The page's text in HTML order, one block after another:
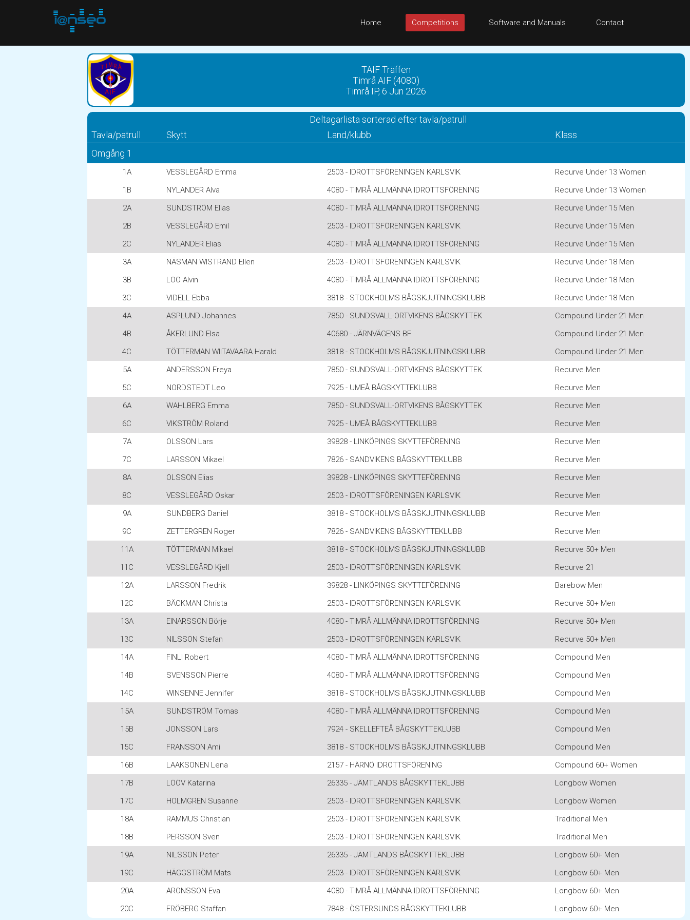
Home Competitions Software and Manuals Contact
TAIF Träffen
Timrå AIF (4080)
Timrå IP, 6 Jun 2026
Deltagarlista sorterad efter tavla/patrull
Tavla/patrull
Skytt Land/klubb
Klass
Omgång 1
1A VESSLEGÅRD Emma 2503 - IDROTTSFÖRENINGEN KARLSVIK
Recurve Under 13 Women
1B
NYLANDER Alva 4080 - TIMRÅ ALLMÄNNA IDROTTSFÖRENING
Recurve Under 13 Women
2A
SUNDSTRÖM Elias 4080 - TIMRÅ ALLMÄNNA IDROTTSFÖRENING
Recurve Under 15 Men
2B
VESSLEGÅRD Emil 2503 - IDROTTSFÖRENINGEN KARLSVIK
Recurve Under 15 Men
2C
NYLANDER Elias 4080 - TIMRÅ ALLMÄNNA IDROTTSFÖRENING
Recurve Under 15 Men
3A
NÄSMAN WISTRAND Ellen 2503 - IDROTTSFÖRENINGEN KARLSVIK
Recurve Under 18 Men
3B
LOO Alvin 4080 - TIMRÅ ALLMÄNNA IDROTTSFÖRENING
Recurve Under 18 Men
3C
VIDELL Ebba 3818 - STOCKHOLMS BÅGSKJUTNINGSKLUBB
Recurve Under 18 Men
4A
ASPLUND Johannes 7850 - SUNDSVALL-ORTVIKENS BÅGSKYTTEK
Compound Under 21 Men
4B
ÅKERLUND Elsa 40680 - JÄRNVÄGENS BF
Compound Under 21 Men
4C
TÖTTERMAN WIITAVAARA Harald 3818 - STOCKHOLMS BÅGSKJUTNINGSKLUBB
Compound Under 21 Men
5A
ANDERSSON Freya 7850 - SUNDSVALL-ORTVIKENS BÅGSKYTTEK
Recurve Men
5C
NORDSTEDT Leo 7925 - UMEÅ BÅGSKYTTEKLUBB
Recurve Men
6A
WAHLBERG Emma 7850 - SUNDSVALL-ORTVIKENS BÅGSKYTTEK
Recurve Men
6C
VIKSTRÖM Roland 7925 - UMEÅ BÅGSKYTTEKLUBB
Recurve Men
7A
OLSSON Lars 39828 - LINKÖPINGS SKYTTEFÖRENING
Recurve Men
7C
LARSSON Mikael 7826 - SANDVIKENS BÅGSKYTTEKLUBB
Recurve Men
8A
OLSSON Elias 39828 - LINKÖPINGS SKYTTEFÖRENING
Recurve Men
8C
VESSLEGÅRD Oskar 2503 - IDROTTSFÖRENINGEN KARLSVIK
Recurve Men
9A
SUNDBERG Daniel 3818 - STOCKHOLMS BÅGSKJUTNINGSKLUBB
Recurve Men
9C
ZETTERGREN Roger 7826 - SANDVIKENS BÅGSKYTTEKLUBB
Recurve Men
11A
TÖTTERMAN Mikael 3818 - STOCKHOLMS BÅGSKJUTNINGSKLUBB
Recurve 50+ Men
11C
VESSLEGÅRD Kjell 2503 - IDROTTSFÖRENINGEN KARLSVIK
Recurve 21
12A
LARSSON Fredrik 39828 - LINKÖPINGS SKYTTEFÖRENING
Barebow Men
12C
BÄCKMAN Christa 2503 - IDROTTSFÖRENINGEN KARLSVIK
Recurve 50+ Men
13A
EINARSSON Börje 4080 - TIMRÅ ALLMÄNNA IDROTTSFÖRENING
Recurve 50+ Men
13C
NILSSON Stefan 2503 - IDROTTSFÖRENINGEN KARLSVIK
Recurve 50+ Men
14A
FINLI Robert 4080 - TIMRÅ ALLMÄNNA IDROTTSFÖRENING
Compound Men
14B
SVENSSON Pierre 4080 - TIMRÅ ALLMÄNNA IDROTTSFÖRENING
Compound Men
14C
WINSENNE Jennifer 3818 - STOCKHOLMS BÅGSKJUTNINGSKLUBB
Compound Men
15A
SUNDSTRÖM Tomas 4080 - TIMRÅ ALLMÄNNA IDROTTSFÖRENING
Compound Men
15B
JONSSON Lars 7924 - SKELLEFTEÅ BÅGSKYTTEKLUBB
Compound Men
15C
FRANSSON Ami 3818 - STOCKHOLMS BÅGSKJUTNINGSKLUBB
Compound Men
16B
LAAKSONEN Lena 2157 - HÄRNÖ IDROTTSFÖRENING
Compound 60+ Women
17B
LÖÖV Katarina 26335 - JÄMTLANDS BÅGSKYTTEKLUBB
Longbow Women
17C
HOLMGREN Susanne 2503 - IDROTTSFÖRENINGEN KARLSVIK
Longbow Women
18A
RAMMUS Christian 2503 - IDROTTSFÖRENINGEN KARLSVIK
Traditional Men
18B
PERSSON Sven 2503 - IDROTTSFÖRENINGEN KARLSVIK
Traditional Men
19A
NILSSON Peter 26335 - JÄMTLANDS BÅGSKYTTEKLUBB
Longbow 60+ Men
19C
HÄGGSTRÖM Mats 2503 - IDROTTSFÖRENINGEN KARLSVIK
Longbow 60+ Men
20A
ARONSSON Eva 4080 - TIMRÅ ALLMÄNNA IDROTTSFÖRENING
Longbow 60+ Men
20C
FRÖBERG Staffan 7848 - ÖSTERSUNDS BÅGSKYTTEKLUBB Longbow 60+ Men